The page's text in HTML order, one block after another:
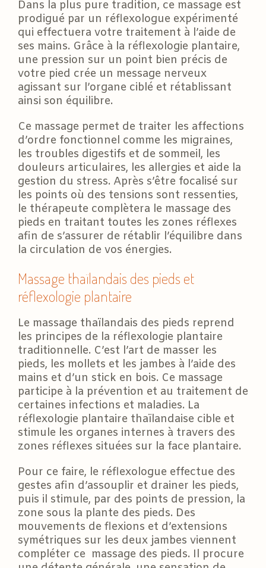
Dans la plus pure tradition, ce massage est
prodigué par un réflexologue expérimenté
qui effectuera votre traitement à l’aide de
ses mains. Grâce à la réflexologie plantaire,
une pression sur un point bien précis de
votre pied crée un message nerveux
agissant sur l’organe ciblé et rétablissant
ainsi son équilibre.
Ce massage permet de traiter les affections
d’ordre fonctionnel comme les migraines,
les troubles digestifs et de sommeil, les
douleurs articulaires, les allergies et aide la
gestion du stress. Après s’être focalisé sur
les points où des tensions sont ressenties,
le thérapeute complètera le massage des
pieds en traitant toutes les zones réflexes
afin de s’assurer de rétablir l’équilibre dans
la circulation de vos énergies.
Massage thaïlandais des pieds et
réflexologie plantaire
Le massage thaïlandais des pieds reprend
les principes de la réflexologie plantaire
traditionnelle. C’est l’art de masser les
pieds, les mollets et les jambes à l’aide des
mains et d’un stick en bois. Ce massage
participe à la prévention et au traitement de
certaines infections et maladies. La
réflexologie plantaire thaïlandaise cible et
stimule les organes internes à travers des
zones réflexes situées sur la face plantaire.
Pour ce faire, le réflexologue effectue des
gestes afin d’assouplir et drainer les pieds,
puis il stimule, par des points de pression, la
zone sous la plante des pieds. Des
mouvements de flexions et d’extensions
symétriques sur les deux jambes viennent
compléter ce massage des pieds. Il procure